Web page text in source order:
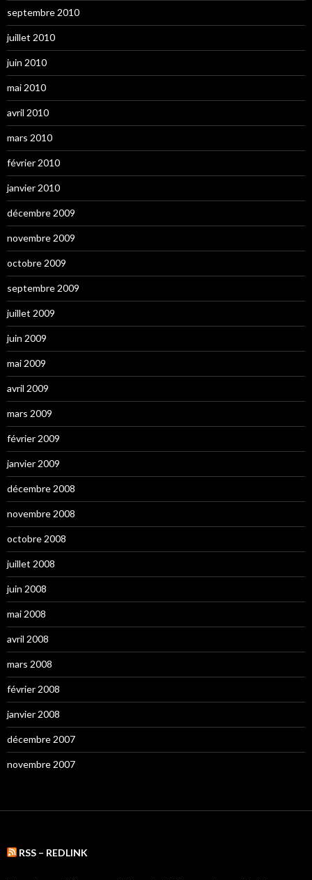
septembre 2010
juillet 2010
juin 2010
mai 2010
avril 2010
mars 2010
février 2010
janvier 2010
décembre 2009
novembre 2009
octobre 2009
septembre 2009
juillet 2009
juin 2009
mai 2009
avril 2009
mars 2009
février 2009
janvier 2009
décembre 2008
novembre 2008
octobre 2008
juillet 2008
juin 2008
mai 2008
avril 2008
mars 2008
février 2008
janvier 2008
décembre 2007
novembre 2007
RSS – REDLINK